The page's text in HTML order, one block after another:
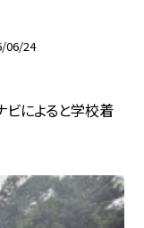
06/24
ビによると学校着